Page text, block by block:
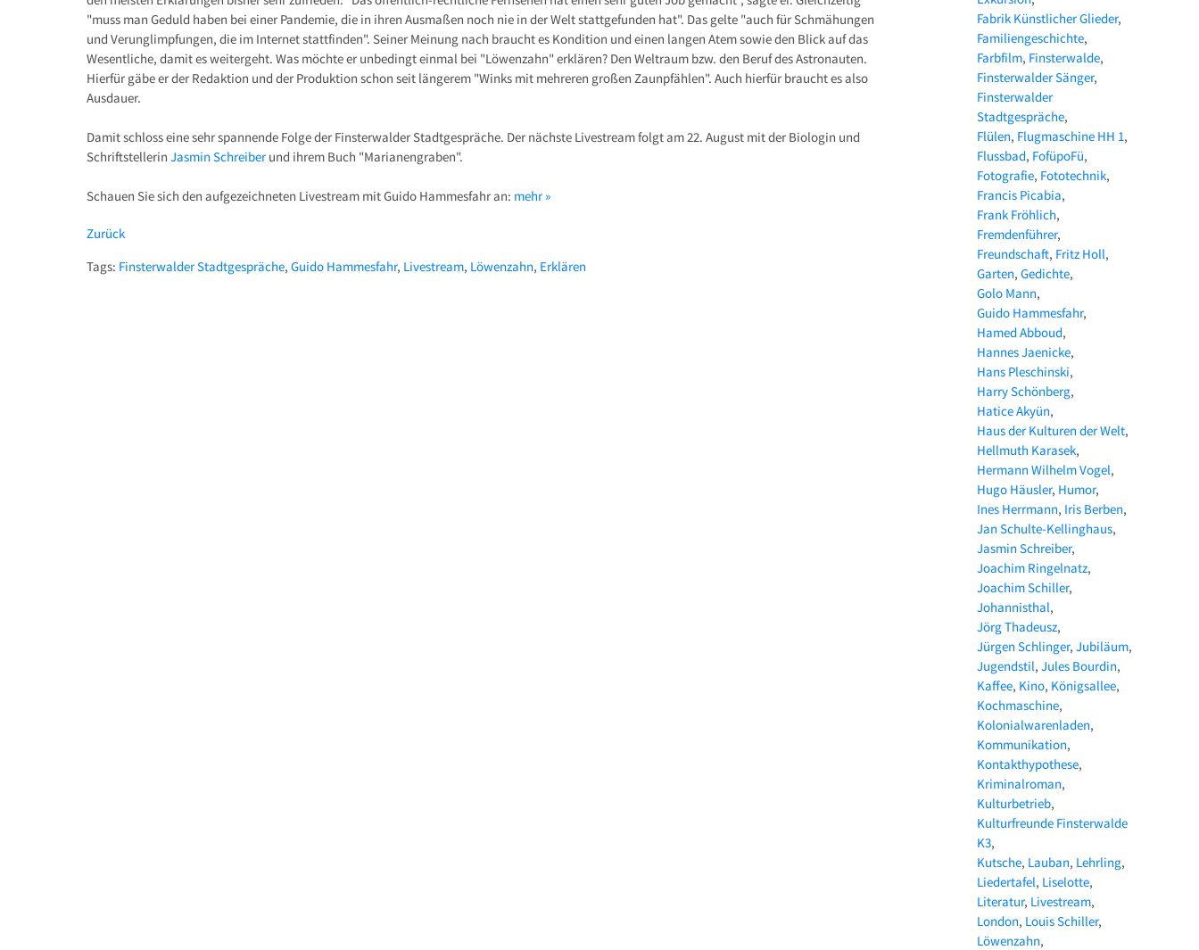
"muss man Geduld haben bei einer Pandemie, die in ihren Ausmaßen noch nie in der Welt stattgefunden hat". Das gelte "auch für Schmähungen
und Verunglimpfungen, die im Internet stattfinden". Seiner Meinung nach braucht es Kondition und einen langen Atem sowie den Blick auf das
Wesentliche, damit es weitergeht. Was möchte er unbedingt einmal bei "Löwenzahn" erklären? Den Weltraum bzw. den Beruf des Astronauten.
Hierfür gäbe er der Redaktion und der Produktion schon seit längerem "Winks mit mehreren großen Zaunpfählen". Auch hierfür braucht es also
Ausdauer.
Damit schloss eine sehr spannende Folge der Finsterwalder Stadtgespräche. Der nächste Livestream folgt am 22. August mit der Biologin und
SchriftstellerinJasmin Schreiber und ihrem Buch "Marianengraben".
Schauen Sie sich den aufgezeichneten Livestream mit Guido Hammesfahr an: mehr »
Zurück
Tags: Finsterwalder Stadtgespräche,Guido Hammesfahr, Livestream, Löwenzahn, Erklären
Fabrik Künstlicher Glieder
Familiengeschichte
Farbfilm Finsterwalde
Finsterwalder Sänger
Finsterwalder
Stadtgespräche
Flülen Flugmaschine HH 1
Flussbad FofüpoFü
Fotografie Fototechnik
Francis Picabia
Frank Fröhlich
Fremdenführer
Freundschaft Fritz Holl
Garten Gedichte
Golo Mann
Guido Hammesfahr
Hamed Abboud
Hannes Jaenicke
Hans Pleschinski
Harry Schönberg
Hatice Akyün
Haus der Kulturen der Welt
Hellmuth Karasek
Hermann Wilhelm Vogel
Hugo Häusler Humor
Ines Herrmann Iris Berben
Jan Schulte-Kellinghaus
Jasmin Schreiber
Joachim Ringelnatz
Joachim Schiller
Johannisthal
Jörg Thadeusz
Jürgen Schlinger Jubiläum
Jugendstil Jules Bourdin
Kaffee Kino Königsallee
Kochmaschine
Kolonialwarenladen
Kommunikation
Kontakthypothese
Kriminalroman
Kulturbetrieb
Kulturfreunde Finsterwalde
K3
Kutsche Lauban Lehrling
Liedertafel Liselotte
Literatur Livestream
London Louis Schiller
Löwenzahn